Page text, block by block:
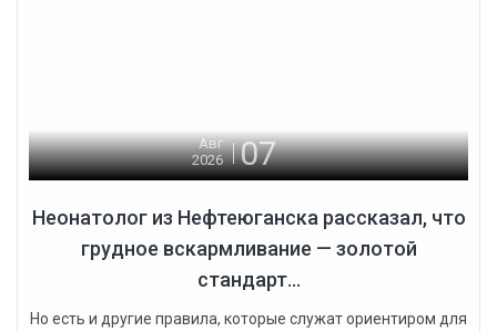
Авг
2026
07
Неонатолог из Нефтеюганска рассказал, что
грудное вскармливание — золотой
стандарт...
Но есть и другие правила, которые служат ориентиром для